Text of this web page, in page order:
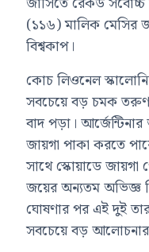
(১১৬) মালিক মেসির
বিশ্বকাপ।
কোচ লিওনেল
সবচেয়ে বড় চমক তরুণ
বাদ পড়া।
জায়গা পাকা করতে
সাথে স্কোয়াডে জায়গা
জয়ের অন্যতম অভিজ্ঞ
ঘোষণার পর এই দুই
সবচেয়ে বড় আলোচনার